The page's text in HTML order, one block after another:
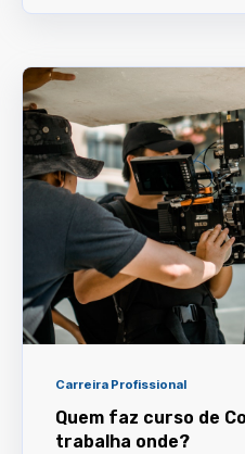
Carreira Profissional
Quem faz curso de
trabalha onde?